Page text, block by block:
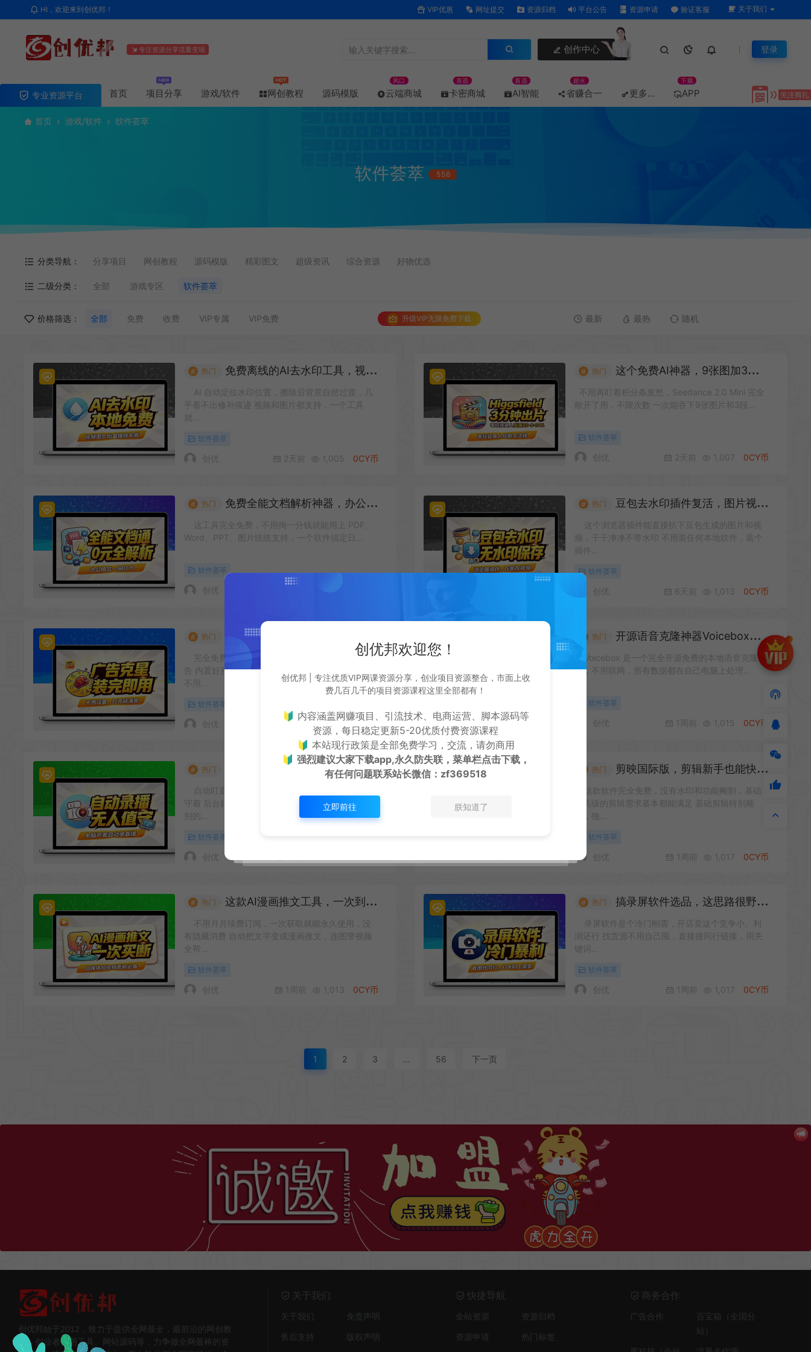
HI，欢迎来到创优邦！ VIP优惠 网址提交 资源归档 平台公告 资源申请 验证客服 关于我们
专注资源分享流量变现 创作中心 登录
专业资源平台 首页 项目分享 游戏/软件 网创教程 源码模版 云端商城
风口
卡密商城
首选
AI智能
首选
省赚合一
超火
更多… APP
下载
首页 游戏/软件 软件荟萃
软件荟萃 556
分类导航： 分享项目 网创教程 源码模版 精彩图文 超级资讯 综合资源 好物优选
二级分类： 全部 游戏专区 软件荟萃
价格筛选： 全部 免费 收费 VIP专属 VIP免费 升级VIP无限免费下载 最新 最热 随机
# 热门 免费离线的AI去水印工具，视频图片都能批量搞
AI 自动定位水印位置，擦除后背景自然过渡，几
乎看不出修补痕迹 视频和图片都支持，一个工具
就…
软件荟萃
创优 2天前 1,005 0CY币
# 热门 这个免费AI神器，9张图加3段音频直接变10秒大片
不用再盯着积分条发愁，Seedance 2.0 Mini 完全
敞开了用，不限次数 一次能吞下9张图片和3段…
软件荟萃
创优 2天前 1,007 0CY币
# 热门 免费全能文档解析神器，办公格式一网打尽
这工具完全免费，不用掏一分钱就能用上 PDF、
Word、PPT、图片统统支持，一个软件搞定日…
软件荟萃
创优 1,009
# 热门 豆包去水印插件复活，图片视频随便存
这个浏览器插件能直接扒下豆包生成的图片和视
频，干干净净不带水印 不用装任何本地软件，装个
插件…
软件荟萃
创优 6天前 1,013 0CY币
# 热门 安卓开屏广告终结者，装完就用零折腾
完全免费，不用花一分钱就能干掉烦人的开屏广
告 内置好所有规则，下载安装完直接生效，什么也
不用…
软件荟萃
创优 6天前 1,013 0CY币
热门 开源语音克隆神器Voicebox：免费本地运行，录音转写全搞定
Voicebox 是一个完全开源免费的本地语音克隆工
具，不用联网，所有数据都在自己电脑上处理…
软件荟萃
创优 1周前 1,015 0CY币
# 热门 后台自动录直播，电脑开着就能干活
自动盯直播间，主播一开播立刻开始录，不用人
守着 后台静默运行，最小化不占屏幕，不影响你干
别的…
软件荟萃
创优
热门 剪映国际版，剪辑新手也能快速出片的免费神器
这款软件完全免费，没有水印和功能阉割，基础
到高级的剪辑需求基本都能满足 基础剪辑特别顺
手，拖…
软件荟萃
创优 1周前 1,017 0CY币
# 热门 这款AI漫画推文工具，一次到手永久用
不用月月续费订阅，一次获取就能永久使用，没
有隐藏消费 自动把文字变成漫画推文，连图带视频
全帮…
软件荟萃
创优 1周前 1,013 0CY币
# 热门 搞录屏软件选品，这思路很野但能跑通
录屏软件是个冷门刚需，开店卖这个竞争小、利
润还行 找货源不用自己囤，直接搜同行链接，用关
键词…
软件荟萃
创优 1周前 1,017 0CY币
1 2 3 … 56 下一页
创优邦始于2012，致力于提供全网最全，最前沿的网创教
程、创业者实用工具、网站源码等，力争做全网最棒的资
关于我们
关于我们
免责声明
售后支持
版权声明
快捷导航
全站资源
资源归档
资源申请
热门标签
商务合作
广告合作
百宝箱（全国分
站）
创优邦欢迎您！
创优邦 | 专注优质VIP网课资源分享，创业项目资源整合，市面上收
费几百几千的项目资源课程这里全部都有！
🔰 内容涵盖网赚项目、引流技术、电商运营、脚本源码等
资源，每日稳定更新5-20优质付费资源课程
🔰 本站现行政策是全部免费学习，交流，请勿商用
🔰 强烈建议大家下载app,永久防失联，菜单栏点击下载，
有任何问题联系站长微信：zf369518
立即前往 朕知道了